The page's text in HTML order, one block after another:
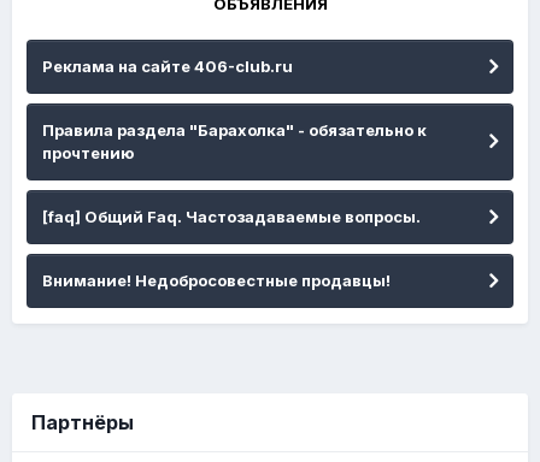
ОБЪЯВЛЕНИЯ
Реклама на сайте 406-club.ru
Правила раздела "Барахолка" - обязательно к
прочтению
[faq] Общий Faq. Частозадаваемые вопросы.
Внимание! Недобросовестные продавцы!
Партнёры